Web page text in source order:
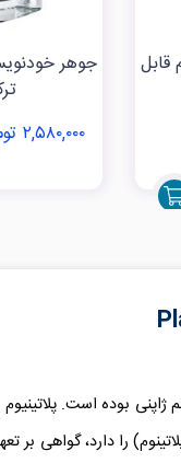
قابل
جوهر
۲,۵۸۰,۰۰۰ تومان
یک قرن نشانه بارز تولید قلم
را دارد، گواهی بر